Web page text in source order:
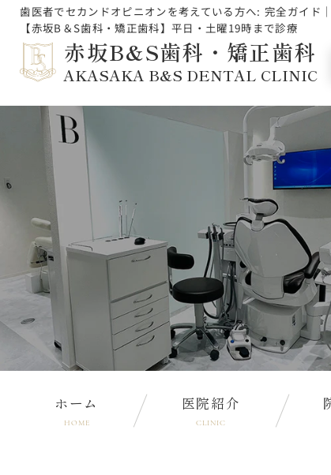
歯医者でセカンドオピニオンを考えている方へ: 完全ガイド
【赤坂B＆S歯科・矯正歯科】平日・土曜19時まで診療
赤坂B&S歯科・矯正歯科
AKASAKA B&S DENTAL CLINIC
ホーム
HOME
医院紹介
CLINIC